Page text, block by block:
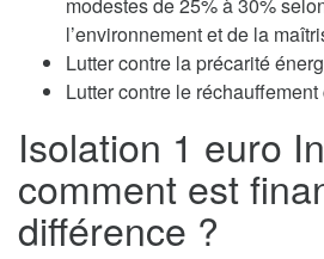
l’environnement et de la
Lutter contre la précarité
Lutter contre le
Isolation 1 euro
comment est
différence ?